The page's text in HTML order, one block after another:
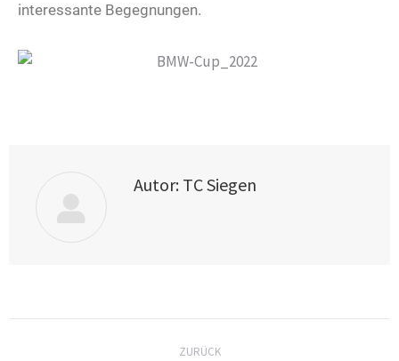
interessante Begegnungen.
Autor: TC Siegen
ZURÜCK